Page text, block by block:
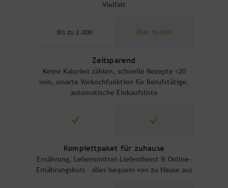
Vielfalt
Bis zu 2.000 Über 16.000
Zeitsparend
Keine Kalorien zählen, schnelle Rezepte <20
min, smarte Vorkochfunktion für Berufstätige,
automatische Einkaufsliste
Komplettpaket für zuhause
Ernährung, Lebensmittel-Lieferdienst & Online-
Ernährungskurs - alles bequem von zu Hause aus